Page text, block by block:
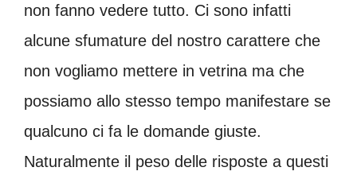
non fanno vedere tutto. Ci sono infatti
alcune sfumature del nostro carattere che
non vogliamo mettere in vetrina ma che
possiamo allo stesso tempo manifestare se
qualcuno ci fa le domande giuste.
Naturalmente il peso delle risposte a questi